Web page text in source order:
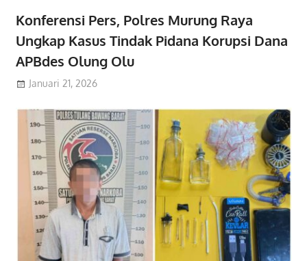
Konferensi Pers, Polres Murung Raya
Ungkap Kasus Tindak Pidana Korupsi Dana
APBdes Olung Olu
Januari 21, 2026